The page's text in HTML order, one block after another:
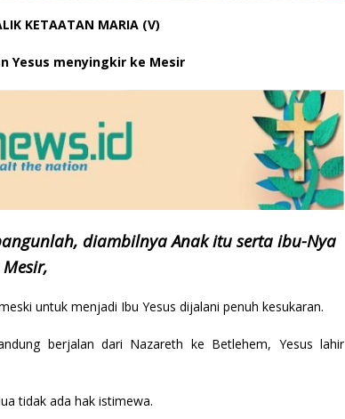
KETAATAN MARIA (V)
Yesus menyingkir ke Mesir
diambilnya Anak itu serta ibu-Nya
untuk menjadi Ibu Yesus dijalani penuh kesukaran.
berjalan dari Nazareth ke Betlehem, Yesus lahir
tidak ada hak istimewa.